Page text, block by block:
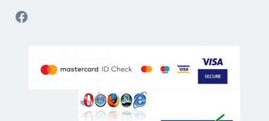
Facebook